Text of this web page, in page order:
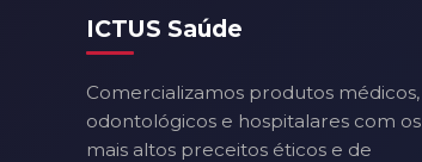
ICTUS Saúde
Comercializamos produtos médicos,
odontológicos e hospitalares com os
mais altos preceitos éticos e de